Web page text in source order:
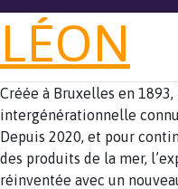
LÉON
Créée à Bruxelles en
intergénérationnelle
Depuis 2020, et pour
des produits de la mer,
réinventée avec un